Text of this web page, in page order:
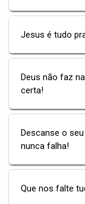
Jesus é tudo
Deus não faz
certa!
Descanse o
nunca falha!
Que nos falte